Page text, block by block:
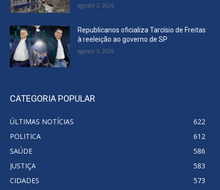
agosto 2, 2026
Republicanos oficializa Tarcísio de Freitas
à reeleição ao governo de SP
agosto 1, 2026
CATEGORIA POPULAR
ÚLTIMAS NOTÍCIAS
622
POLITICA
612
SAÚDE
586
JUSTIÇA
583
CIDADES
573